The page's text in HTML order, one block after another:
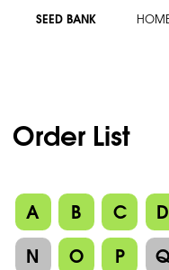
SEED BANK
Order List
A B C
D
N
O P